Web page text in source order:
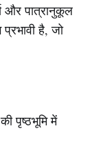
और पात्रानुकूल
है, जो
पृष्ठभूमि में